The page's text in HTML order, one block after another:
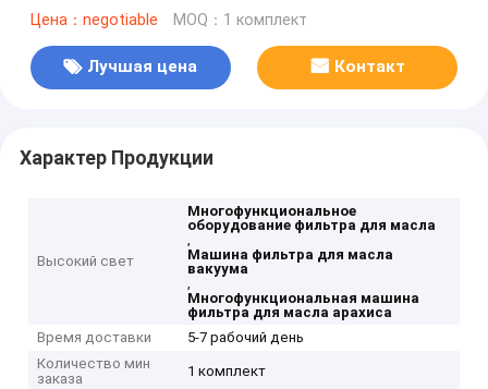
для арахисового масла
Цена：negotiable MOQ：1 комплект
Лучшая цена Контакт
Характер Продукции
Высокий свет
Многофункциональное
оборудование фильтра для масла
,
Машина фильтра для масла
вакуума
,
Многофункциональная машина
фильтра для масла арахиса
Время доставки
5-7 рабочий день
Количество мин
заказа
1 комплект